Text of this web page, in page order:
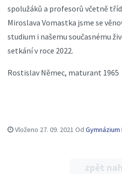
spolužáků a profesorů včetně
Miroslava Vomastka jsme se
studium i našemu současnému
setkání v roce 2022.
Rostislav Němec, maturant 1965
Vloženo 27. 09. 2021 Od Gymnázium
zpět